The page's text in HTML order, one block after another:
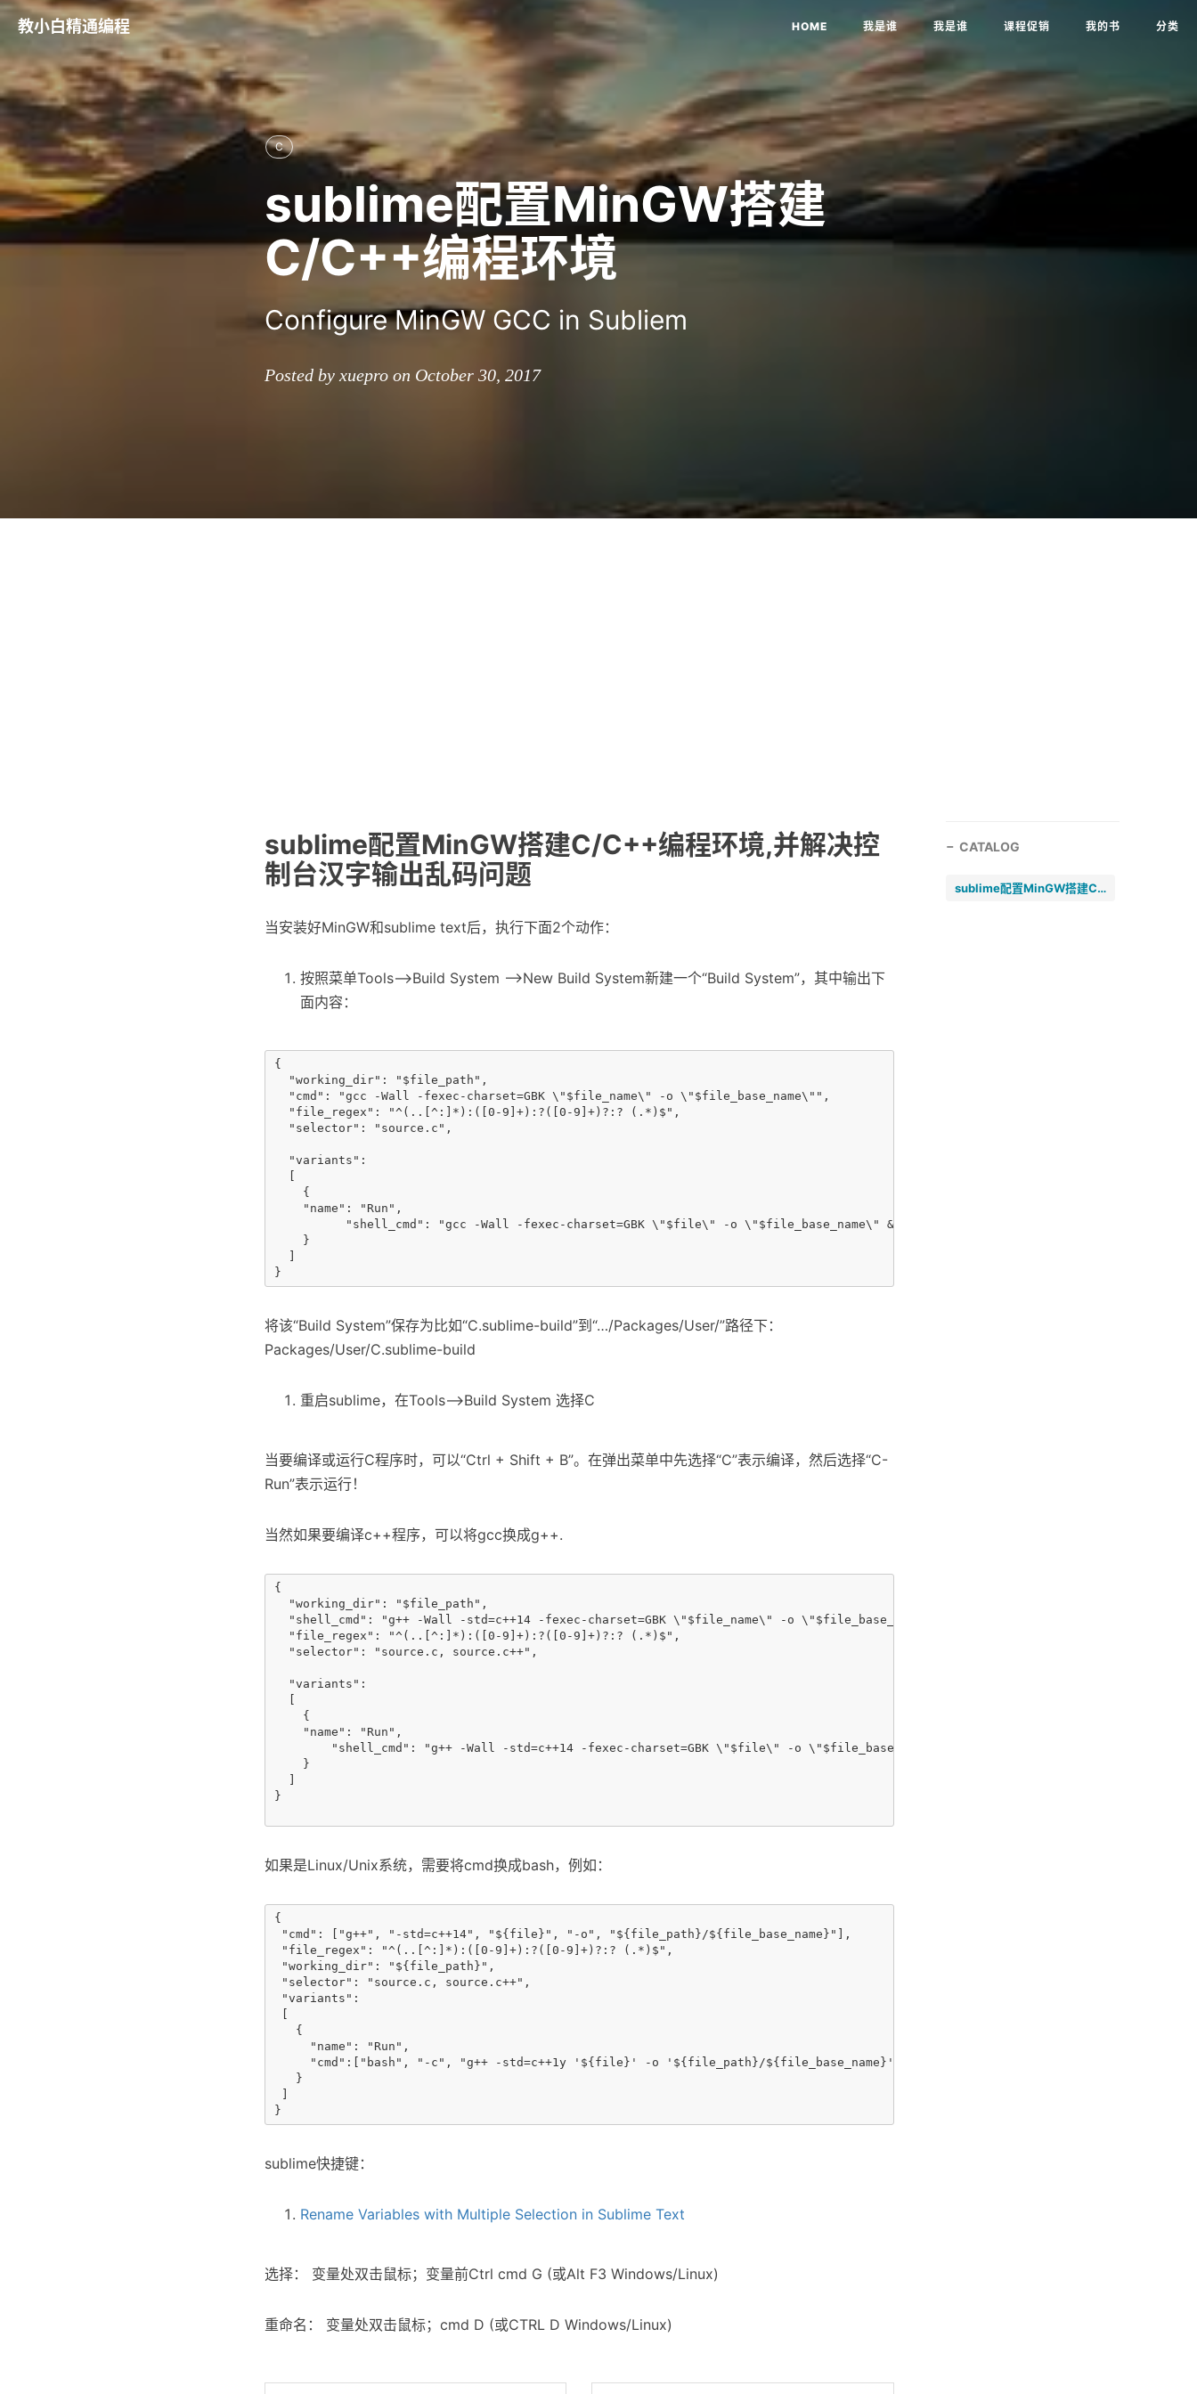
教小白精通编程 HOME 我是谁 我是谁 课程促销 我的书 分类
C
sublime配置MinGW搭建
C/C++编程环境
Configure MinGW GCC in Subliem
Posted by xuepro on October 30, 2017
sublime配置MinGW搭建C/C++编程环境,并解决控
制台汉字输出乱码问题
当安装好MinGW和sublime text后，执行下面2个动作：
按照菜单Tools——>Build System ——>New Build System新建一个“Build System”，其中输出下
面内容：
{
  "working_dir": "$file_path",
  "cmd": "gcc -Wall -fexec-charset=GBK \"$file_name\" -o \"$file_base_name\"",
  "file_regex": "^(..[^:]*):([0-9]+):?([0-9]+)?:? (.*)$",
  "selector": "source.c",
  "variants":
    {
    "name": "Run",
"shell_cmd": "gcc -Wall -fexec-charset=GBK \"$file\" -o \"$file_base_name\" && start cmd /c \"\"${file_path}/
    }
将该“Build System”保存为比如“C.sublime-build”到“…/Packages/User/”路径下：
Packages/User/C.sublime-build
重启sublime，在Tools——>Build System 选择C
当要编译或运行C程序时，可以“Ctrl + Shift + B”。在弹出菜单中先选择“C”表示编译，然后选择“C-
Run”表示运行！
当然如果要编译c++程序，可以将gcc换成g++.
{
  "working_dir": "$file_path",
  "shell_cmd": "g++ -Wall -std=c++14 -fexec-charset=GBK \"$file_name\" -o \"$file_base_name\"",
  "file_regex": "^(..[^:]*):([0-9]+):?([0-9]+)?:? (.*)$",
  "selector": "source.c, source.c++",
  "variants":
    {
    "name": "Run",
"shell_cmd": "g++ -Wall -std=c++14 -fexec-charset=GBK \"$file\" -o \"$file_base_name\" && start cmd /c \"\"${file_path}/
    }
}
如果是Linux/Unix系统，需要将cmd换成bash，例如：
{
"cmd": ["g++", "-std=c++14", "${file}", "-o", "${file_path}/${file_base_name}"],
"file_regex": "^(..[^:]*):([0-9]+):?([0-9]+)?:? (.*)$",
"working_dir": "${file_path}",
"selector": "source.c, source.c++",
"variants":
   {
     "name": "Run",
     "cmd":["bash", "-c", "g++ -std=c++1y '${file}' -o '${file_path}/${file_base_name}' && '${file_path}/${file_base_name}'"]
   }
sublime快捷键：
Rename Variables with Multiple Selection in Sublime Text
选择： 变量处双击鼠标；变量前Ctrl cmd G (或Alt F3 Windows/Linux)
重命名： 变量处双击鼠标；cmd D (或CTRL D Windows/Linux)
CATALOG
sublime配置MinGW搭建C/C++编程环境,并解决控制台汉字输出乱码问题